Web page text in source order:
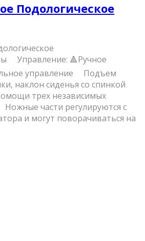
Подологическое
⠀ Управление: 🔺Ручное
управление ⠀ Подъем
наклон сиденья со спинкой
трех независимых
Ножные части регулируются с
и могут поворачиваться на